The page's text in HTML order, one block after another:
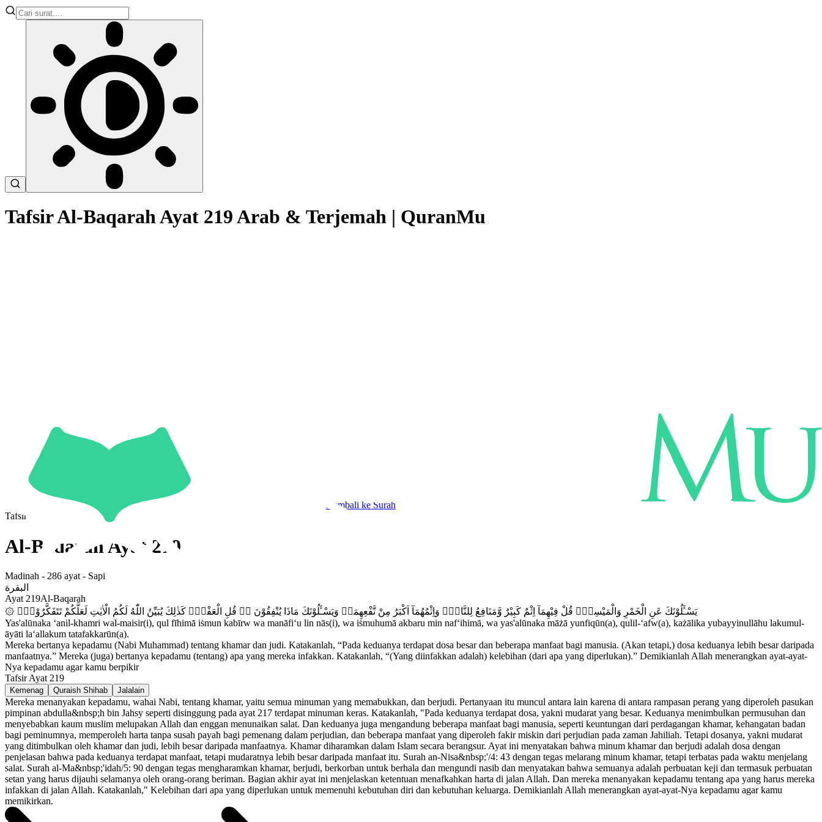
Tafsir Al-Baqarah Ayat 219 Arab & Terjemah | QuranMu
Kembali ke Surah
Tafsir
Al-BaqarahAyat 219
Madinah - 286 ayat - Sapi
البقرة
Ayat 219Al-Baqarah
۞ يَسْـَٔلُوْنَكَ عَنِ الْخَمْرِ وَالْمَيْسِرِۗ قُلْ فِيْهِمَآ اِثْمٌ كَبِيْرٌ وَّمَنَافِعُ لِلنَّاسِۖ وَاِثْمُهُمَآ اَكْبَرُ مِنْ نَّفْعِهِمَاۗ وَيَسْـَٔلُوْنَكَ مَاذَا يُنْفِقُوْنَ ەۗ قُلِ الْعَفْوَۗ كَذٰلِكَ يُبَيِّنُ اللّٰهُ لَكُمُ الْاٰيٰتِ لَعَلَّكُمْ تَتَفَكَّرُوْنَۙ
Yas'alūnaka ‘anil-khamri wal-maisir(i), qul fīhimā iṡmun kabīrw wa manāfi‘u lin nās(i), wa iṡmuhumā akbaru min naf‘ihimā, wa yas'alūnaka māżā yunfiqūn(a), qulil-‘afw(a), każālika yubayyinullāhu lakumul-
āyāti la‘allakum tatafakkarūn(a).
Mereka bertanya kepadamu (Nabi Muhammad) tentang khamar dan judi. Katakanlah, “Pada keduanya terdapat dosa besar dan beberapa manfaat bagi manusia. (Akan tetapi,) dosa keduanya lebih besar daripada
manfaatnya.” Mereka (juga) bertanya kepadamu (tentang) apa yang mereka infakkan. Katakanlah, “(Yang diinfakkan adalah) kelebihan (dari apa yang diperlukan).” Demikianlah Allah menerangkan ayat-ayat-
Nya kepadamu agar kamu berpikir
Tafsir Ayat 219
Kemenag Quraish Shihab Jalalain
Mereka menanyakan kepadamu, wahai Nabi, tentang khamar, yaitu semua minuman yang memabukkan, dan berjudi. Pertanyaan itu muncul antara lain karena di antara rampasan perang yang diperoleh pasukan
pimpinan abdulla&nbsp;h bin Jahsy seperti disinggung pada ayat 217 terdapat minuman keras. Katakanlah, "Pada keduanya terdapat dosa, yakni mudarat yang besar. Keduanya menimbulkan permusuhan dan
menyebabkan kaum muslim melupakan Allah dan enggan menunaikan salat. Dan keduanya juga mengandung beberapa manfaat bagi manusia, seperti keuntungan dari perdagangan khamar, kehangatan badan
bagi peminumnya, memperoleh harta tanpa susah payah bagi pemenang dalam perjudian, dan beberapa manfaat yang diperoleh fakir miskin dari perjudian pada zaman Jahiliah. Tetapi dosanya, yakni mudarat
yang ditimbulkan oleh khamar dan judi, lebih besar daripada manfaatnya. Khamar diharamkan dalam Islam secara berangsur. Ayat ini menyatakan bahwa minum khamar dan berjudi adalah dosa dengan
penjelasan bahwa pada keduanya terdapat manfaat, tetapi mudaratnya lebih besar daripada manfaat itu. Surah an-Nisa&nbsp;'/4: 43 dengan tegas melarang minum khamar, tetapi terbatas pada waktu menjelang
salat. Surah al-Ma&nbsp;'idah/5: 90 dengan tegas mengharamkan khamar, berjudi, berkorban untuk berhala dan mengundi nasib dan menyatakan bahwa semuanya adalah perbuatan keji dan termasuk perbuatan
setan yang harus dijauhi selamanya oleh orang-orang beriman. Bagian akhir ayat ini menjelaskan ketentuan menafkahkan harta di jalan Allah. Dan mereka menanyakan kepadamu tentang apa yang harus mereka
infakkan di jalan Allah. Katakanlah," Kelebihan dari apa yang diperlukan untuk memenuhi kebutuhan diri dan kebutuhan keluarga. Demikianlah Allah menerangkan ayat-ayat-Nya kepadamu agar kamu
memikirkan.